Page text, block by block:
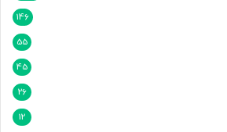
146
55
45
26
12